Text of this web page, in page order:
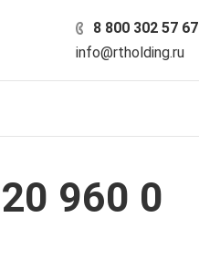
8 800 302 57 67
info@rtholding.ru
960 0